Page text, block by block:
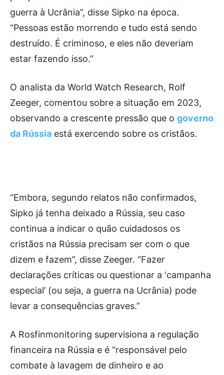
guerra à Ucrânia”, disse Sipko na época.
“Pessoas estão morrendo e tudo está sendo
destruído. É criminoso, e eles não deveriam
estar fazendo isso.”
O analista da World Watch Research, Rolf
Zeeger, comentou sobre a situação em 2023,
observando a crescente pressão que o governo
da Rússia está exercendo sobre os cristãos.
“Embora, segundo relatos não confirmados,
Sipko já tenha deixado a Rússia, seu caso
continua a indicar o quão cuidadosos os
cristãos na Rússia precisam ser com o que
dizem e fazem”, disse Zeeger. “Fazer
declarações críticas ou questionar a ‘campanha
especial’ (ou seja, a guerra na Ucrânia) pode
levar a consequências graves.”
A Rosfinmonitoring supervisiona a regulação
financeira na Rússia e é “responsável pelo
combate à lavagem de dinheiro e ao